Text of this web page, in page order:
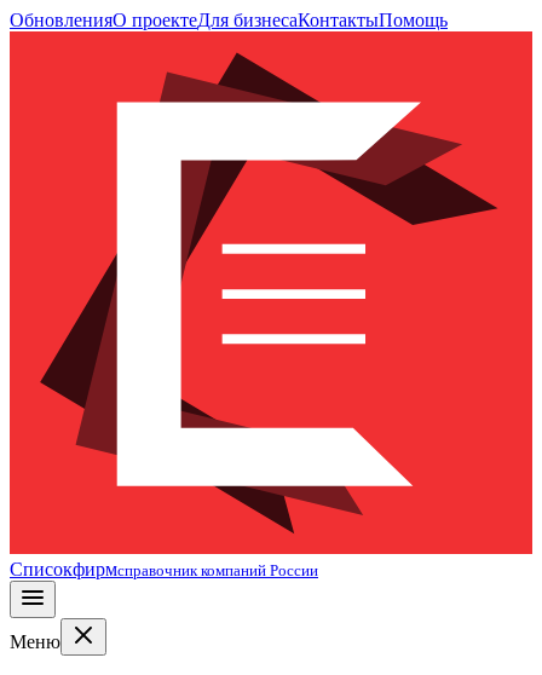
ОбновленияО проектеДля бизнесаКонтактыПомощь
Списокфирмсправочник компаний России
Меню